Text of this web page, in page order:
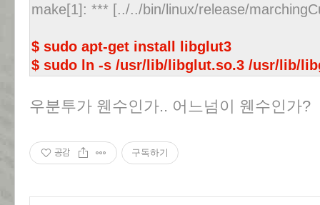
make[1]: *** [../../bin/linux/release/
$ sudo apt-get install libglut3
$ sudo ln -s /usr/lib/libglut.so.3 /usr/lib/
우분투가 웬수인가.. 어느넘이 웬수인가?
공감 구독하기